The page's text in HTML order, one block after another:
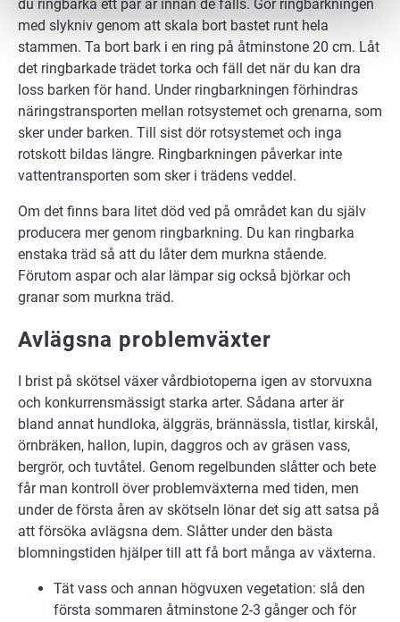
du ringbarka ett par år innan de fälls. Gör ringbarkningen
med slykniv genom att skala bort bastet runt hela
stammen. Ta bort bark i en ring på åtminstone 20 cm. Låt
det ringbarkade trädet torka och fäll det när du kan dra
loss barken för hand. Under ringbarkningen förhindras
näringstransporten mellan rotsystemet och grenarna, som
sker under barken. Till sist dör rotsystemet och inga
rotskott bildas längre. Ringbarkningen påverkar inte
vattentransporten som sker i trädens veddel.
Om det finns bara litet död ved på området kan du själv
producera mer genom ringbarkning. Du kan ringbarka
enstaka träd så att du låter dem murkna stående.
Förutom aspar och alar lämpar sig också björkar och
granar som murkna träd.
Avlägsna problemväxter
I brist på skötsel växer vårdbiotoperna igen av storvuxna
och konkurrensmässigt starka arter. Sådana arter är
bland annat hundloka, älggräs, brännässla, tistlar, kirskål,
örnbräken, hallon, lupin, daggros och av gräsen vass,
bergrör, och tuvtåtel. Genom regelbunden slåtter och bete
får man kontroll över problemväxterna med tiden, men
under de första åren av skötseln lönar det sig att satsa på
att försöka avlägsna dem. Slåtter under den bästa
blomningstiden hjälper till att få bort många av växterna.
Tät vass och annan högvuxen vegetation: slå den
första sommaren åtminstone 2-3 gånger och för